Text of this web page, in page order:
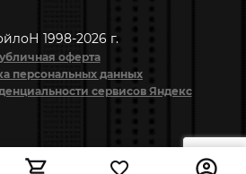
1998-2026 г.
оферта
персональных данных
сервисов Яндекс